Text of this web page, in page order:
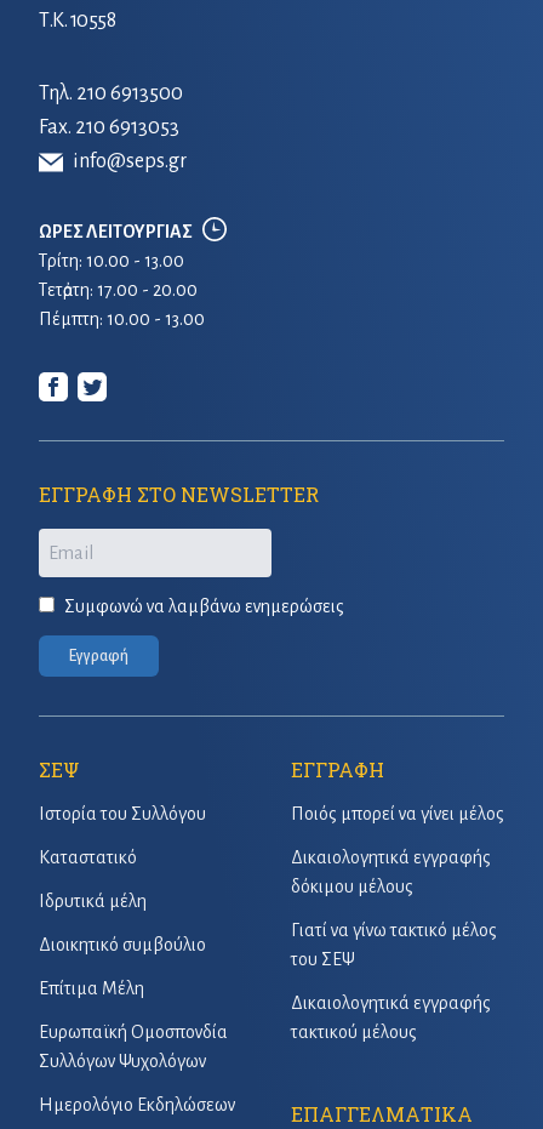
Τ.Κ. 10558
Τηλ. 210 6913500
Fax. 210 6913053
info@seps.gr
ΩΡΕΣ ΛΕΙΤΟΥΡΓΙΑΣ
Τρίτη: 10.00 - 13.00
Τετἀρτη: 17.00 - 20.00
Πέμπτη: 10.00 - 13.00
ΕΓΓΡΑΦΗ ΣΤΟ NEWSLETTER
Email
Συμφωνώ να λαμβάνω ενημερώσεις
Εγγραφή
ΣΕΨ
Ιστορία του Συλλόγου
Καταστατικό
Ιδρυτικά μέλη
Διοικητικό συμβούλιο
Επίτιμα Μέλη
Ευρωπαϊκή Ομοσπονδία
Συλλόγων Ψυχολόγων
Ημερολόγιο Εκδηλώσεων
ΕΓΓΡΑΦΗ
Ποιός μπορεί να γίνει μέλος
Δικαιολογητικά εγγραφής
δόκιμου μέλους
Γιατί να γίνω τακτικό μέλος
του ΣΕΨ
Δικαιολογητικά εγγραφής
τακτικού μέλους
ΕΠΑΓΓΕΛΜΑΤΙΚΑ